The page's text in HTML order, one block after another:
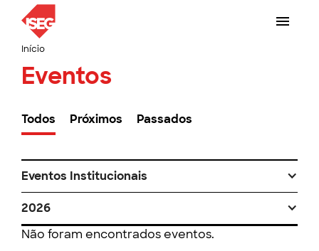
Início
Eventos
Todos Próximos Passados
Eventos Institucionais
2026
Não foram encontrados eventos.